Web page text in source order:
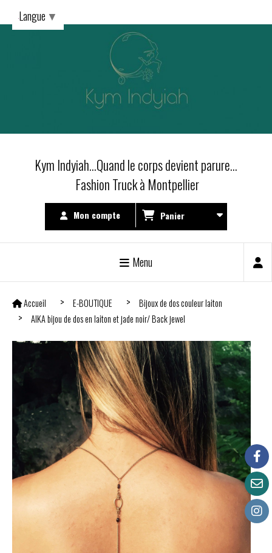
Kym Indyiah...Quand le corps devient parure...
Fashion Truck à Montpellier
Mon compte Panier
Menu
Accueil E-BOUTIQUE
Bijoux de dos couleur laiton
AIKA bijou de dos en laiton et jade noir/ Back jewel
Langue ▼